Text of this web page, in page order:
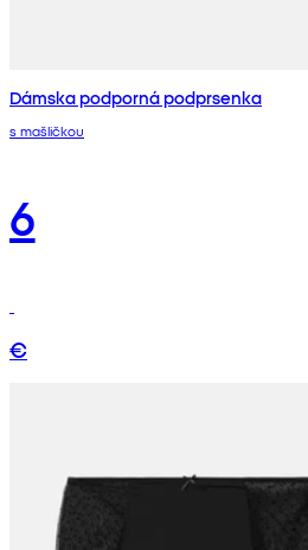
Dámska podporná podprsenka
s mašličkou
6
€